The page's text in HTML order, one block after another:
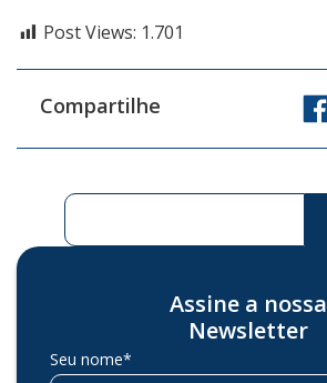
Post Views: 1.701
Compartilhe
Pesquisar ...
Assine a nossa
Newsletter
Seu nome*